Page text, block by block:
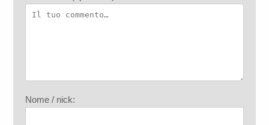
Nome / nick: